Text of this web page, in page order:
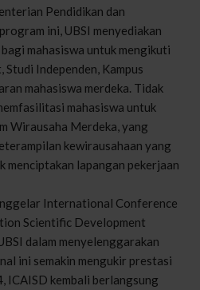
Pendidikan dan
ini, UBSI menyediakan
mahasiswa untuk mengikuti
Independen, Kampus
mahasiswa merdeka. Tidak
mahasiswa untuk
Wirausaha Merdeka, yang
kewirausahaan yang
menciptakan lapangan pekerjaan
International Conference
Scientific Development
dalam menyelenggarakan
ini semakin mengukir prestasi
ICAISD kembali berlangsung